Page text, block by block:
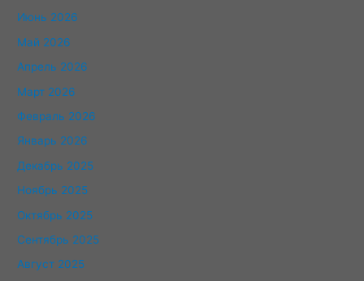
Июнь 2026
Май 2026
Апрель 2026
Март 2026
Февраль 2026
Январь 2026
Декабрь 2025
Ноябрь 2025
Октябрь 2025
Сентябрь 2025
Август 2025